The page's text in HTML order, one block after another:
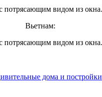
Вьетнам:
дома и постройки